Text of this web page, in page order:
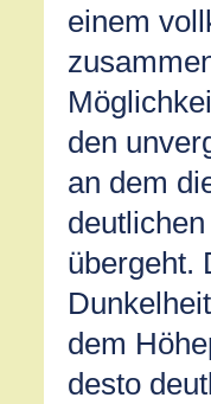
einem
den
an dem
übergeht.
dem
desto